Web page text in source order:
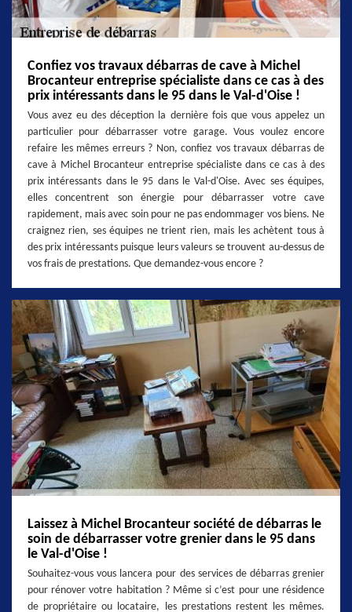
Confiez vos travaux débarras de cave à Michel
Brocanteur entreprise spécialiste dans ce cas à des
prix intéressants dans le 95 dans le Val-d'Oise !
Vous avez eu des déception la dernière fois que vous appelez un
particulier pour débarrasser votre garage. Vous voulez encore
refaire les mêmes erreurs ? Non, confiez vos travaux débarras de
cave à Michel Brocanteur entreprise spécialiste dans ce cas à des
prix intéressants dans le 95 dans le Val-d'Oise. Avec ses équipes,
elles concentrent son énergie pour débarrasser votre cave
rapidement, mais avec soin pour ne pas endommager vos biens. Ne
craignez rien, ses équipes ne trient rien, mais les achètent tous à
des prix intéressants puisque leurs valeurs se trouvent au-dessus de
vos frais de prestations. Que demandez-vous encore ?
Laissez à Michel Brocanteur société de débarras le
soin de débarrasser votre grenier dans le 95 dans
le Val-d'Oise !
Souhaitez-vous vous lancera pour des services de débarras grenier
pour rénover votre habitation ? Même si c’est pour une résidence
de propriétaire ou locataire, les prestations restent les mêmes.